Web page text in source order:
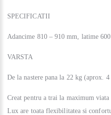
SPECIFICATII
Adancime 810 – 910 mm, latime
VARSTA
De la nastere pana la 22 kg (aprox. 4
Creat pentru a trai la maximum
Lux are toata flexibilitatea si